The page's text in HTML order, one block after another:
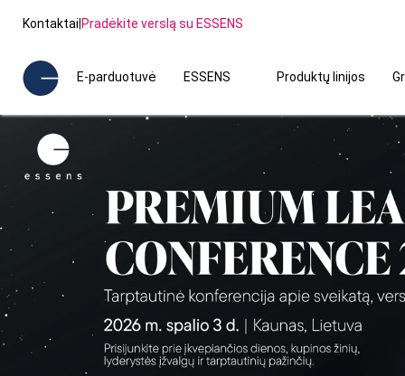
Kontaktai|Pradėkite verslą su ESSENS
E-parduotuvė ESSENS Produktų linijos